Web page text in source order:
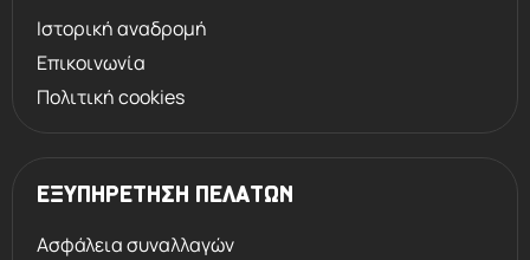
Ιστορική αναδρομή
Επικοινωνία
Πολιτική cookies
ΕΞΥΠΗΡΕΤΗΣΗ ΠΕΛΑΤΩΝ
Ασφάλεια συναλλαγών